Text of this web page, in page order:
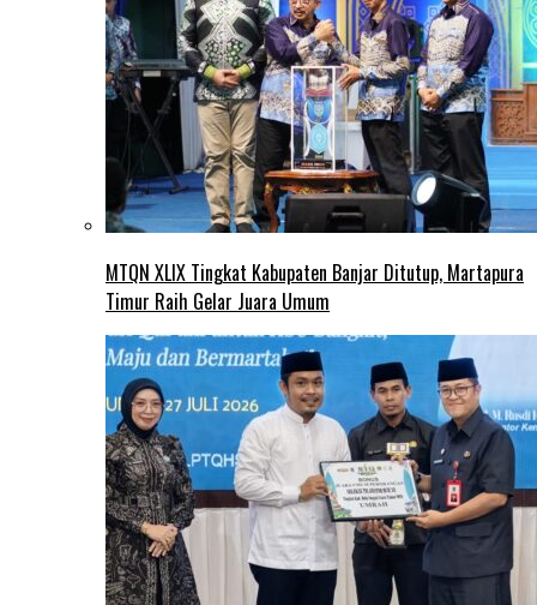
MTQN XLIX Tingkat Kabupaten Banjar Ditutup, Martapura
Timur Raih Gelar Juara Umum